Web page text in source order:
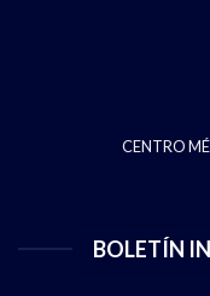
CENTRO
BOLETÍN